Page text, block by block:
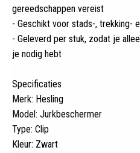
gereedschappen vereist
- Geschikt voor stads-, trekking-
- Geleverd per stuk, zodat je
je nodig hebt
Specificaties
Merk: Hesling
Model: Jurkbeschermer
Type: Clip
Kleur: Zwart